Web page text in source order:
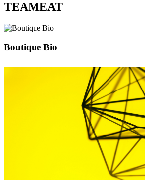
TEAMEAT
Boutique Bio